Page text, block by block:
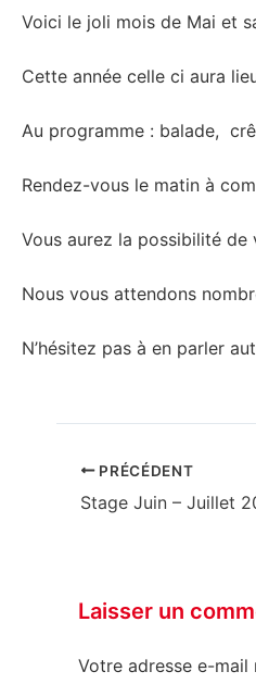
Voici le joli mois de Mai et
Cette année celle ci aura
Au programme : balade,
Rendez-vous le matin à
Vous aurez la possibilité de
Nous vous attendons
N’hésitez pas à en parler
PRÉCÉDENT
Stage Juin – Juillet
Laisser un
Votre adresse e-mail